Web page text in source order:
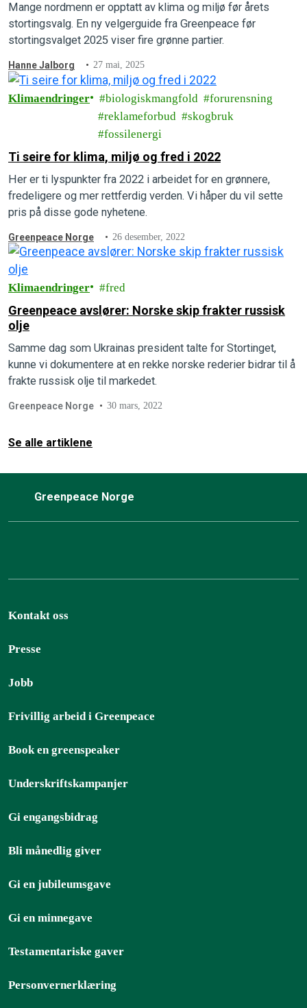
Mange nordmenn er opptatt av klima og miljø før årets
stortingsvalg. En ny velgerguide fra Greenpeace før
stortingsvalget 2025 viser fire grønne partier.
Hanne Jalborg 27 mai, 2025
Klimaendringer biologiskmangfold
forurensning
reklameforbud
skogbruk
fossilenergi
Ti seire for klima, miljø og fred i 2022
Her er ti lyspunkter fra 2022 i arbeidet for en grønnere,
fredeligere og mer rettferdig verden. Vi håper du vil sette
pris på disse gode nyhetene.
Greenpeace Norge 26 desember, 2022
Klimaendringer fred
Greenpeace avslører: Norske skip frakter russisk
olje
Samme dag som Ukrainas president talte for Stortinget,
kunne vi dokumentere at en rekke norske rederier bidrar til å
frakte russisk olje til markedet.
Greenpeace Norge 30 mars, 2022
Se alle artiklene
Greenpeace Norge
Kontakt oss
Presse
Jobb
Frivillig arbeid i Greenpeace
Book en greenspeaker
Underskriftskampanjer
Gi engangsbidrag
Bli månedlig giver
Gi en jubileumsgave
Gi en minnegave
Testamentariske gaver
Personvernerklæring